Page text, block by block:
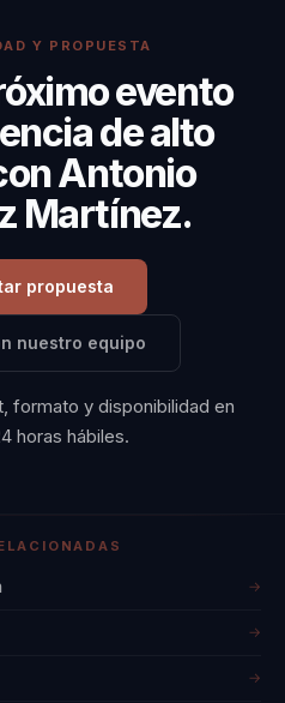
Y PROPUESTA
evento
de alto
Antonio
Martínez.
propuesta
nuestro equipo
formato y disponibilidad en
horas hábiles.
→
→
→